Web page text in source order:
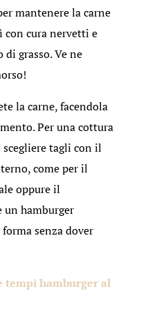
mantenere la carne
con cura nervetti e
grasso. Ve ne
la carne, facendola
Per una cottura
tagli con il
come per il
oppure il
hamburger
senza dover
tempi hamburger al